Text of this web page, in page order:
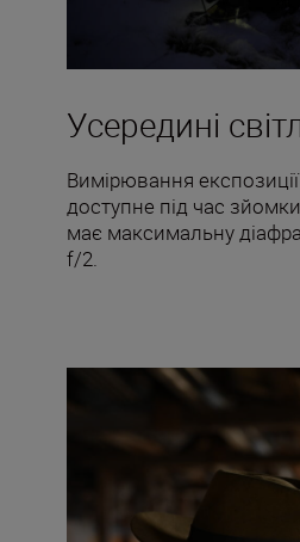
Усередині
Вимірювання
доступне під час
має максимальну
f/2.